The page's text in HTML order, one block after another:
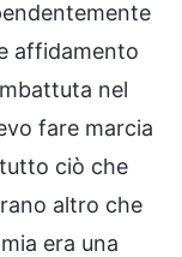
affidamento
nel
fare marcia
ciò che
altro che
era una